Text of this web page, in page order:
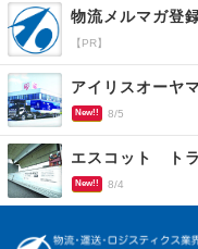
物流メルマガ登
【PR】
アイリスオーヤ
New!! 8/5
エスコット ト
New!! 8/4